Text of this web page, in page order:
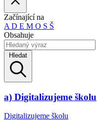
Začínající na
A D E M O S Š
Obsahuje
Hledat
a) Digitalizujeme školu
Digitalizujeme školu